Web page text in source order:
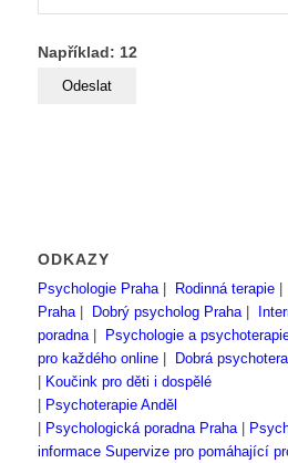
Například: 12
ODKAZY
Psychologie Praha| Rodinná terapie|
Praha| Dobrý psycholog Praha|
poradna| Psychologie a
pro každého online|
Dobrá
Koučink pro děti i dospělé
Psychoterapie Anděl
Psychologická poradna Praha|
informace Supervize pro pomáhající